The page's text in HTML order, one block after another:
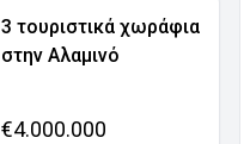
3 τουριστικά χωράφια
στην Αλαμινό
€4.000.000